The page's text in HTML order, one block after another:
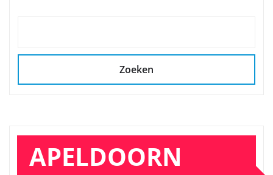
Zoeken
APELDOORN